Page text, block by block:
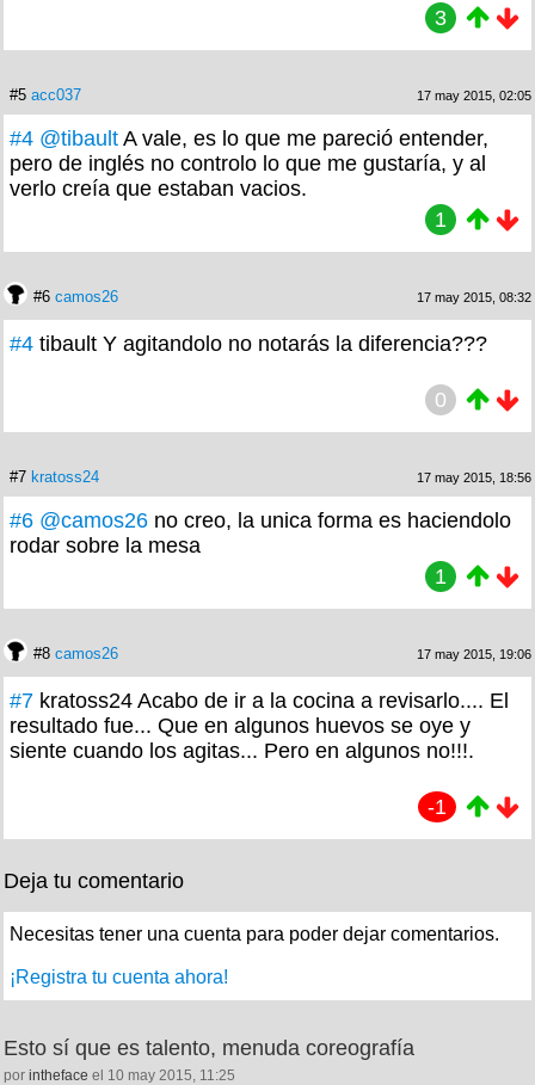
3
#5 acc037 17 may 2015, 02:05
#4 @tibault A vale, es lo que me pareció entender,
pero de inglés no controlo lo que me gustaría, y al
verlo creía que estaban vacios.
1
#6 camos26 17 may 2015, 08:32
#4 tibault Y agitandolo no notarás la diferencia???
0
#7 kratoss24 17 may 2015, 18:56
#6 @camos26 no creo, la unica forma es haciendolo
rodar sobre la mesa
1
#8 camos26 17 may 2015, 19:06
#7 kratoss24 Acabo de ir a la cocina a revisarlo.... El
resultado fue... Que en algunos huevos se oye y
siente cuando los agitas... Pero en algunos no!!!.
-1
Deja tu comentario
Necesitas tener una cuenta para poder dejar comentarios.
¡Registra tu cuenta ahora!
Esto sí que es talento, menuda coreografía
por intheface el 10 may 2015, 11:25